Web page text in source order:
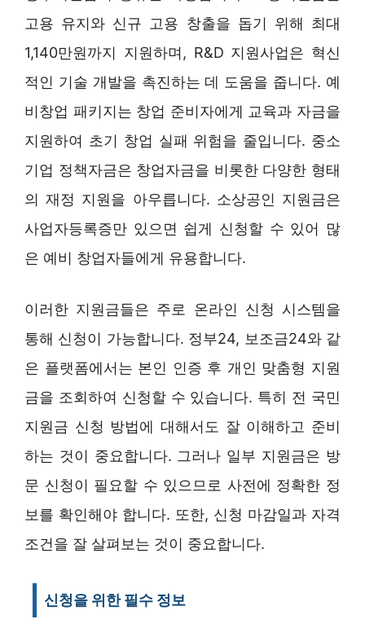
고용 유지와 신규 고용 창출을 돕기 위해 최대
1,140만원까지 지원하며, R&D 지원사업은 혁신
적인 기술 개발을 촉진하는 데 도움을 줍니다. 예
비창업 패키지는 창업 준비자에게 교육과 자금을
지원하여 초기 창업 실패 위험을 줄입니다. 중소
기업 정책자금은 창업자금을 비롯한 다양한 형태
의 재정 지원을 아우릅니다. 소상공인 지원금은
사업자등록증만 있으면 쉽게 신청할 수 있어 많
은 예비 창업자들에게 유용합니다.
이러한 지원금들은 주로 온라인 신청 시스템을
통해 신청이 가능합니다. 정부24, 보조금24와 같
은 플랫폼에서는 본인 인증 후 개인 맞춤형 지원
금을 조회하여 신청할 수 있습니다. 특히 전 국민
지원금 신청 방법에 대해서도 잘 이해하고 준비
하는 것이 중요합니다. 그러나 일부 지원금은 방
문 신청이 필요할 수 있으므로 사전에 정확한 정
보를 확인해야 합니다. 또한, 신청 마감일과 자격
조건을 잘 살펴보는 것이 중요합니다.
신청을 위한 필수 정보